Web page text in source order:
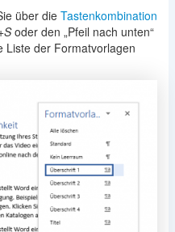
über die Tastenkombination
oder den „Pfeil nach unten“
Liste der Formatvorlagen